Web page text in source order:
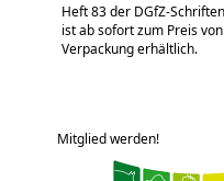
Heft 83 der DGfZ-
ist ab sofort zum Preis
Verpackung erhältlich.
Mitglied werden!